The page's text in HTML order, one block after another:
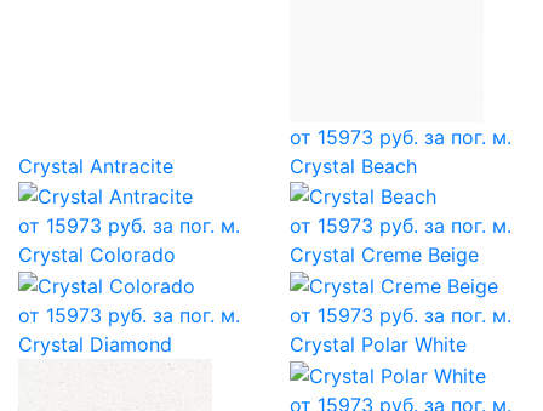
от 15973 руб. за пог. м.
Crystal Antracite
от 15973 руб. за пог. м.
Crystal Beach
от 15973 руб. за пог. м.
Crystal Colorado
от 15973 руб. за пог. м.
Crystal Creme Beige
от 15973 руб. за пог. м.
Crystal Diamond
Crystal Polar White
от 15973 руб. за пог. м.